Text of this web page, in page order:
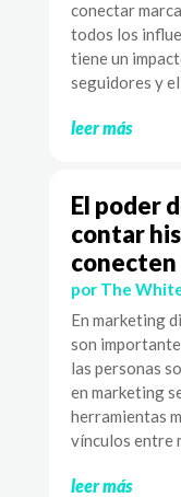
conectar
todos los
tiene un
seguidores y
leer más
El poder
contar
conecten
por The
En marketing
son
las personas
en marketing
herramientas
vínculos entre
leer más